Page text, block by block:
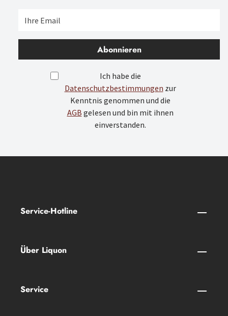
Abonnieren
Ich habe die
Datenschutzbestimmungen zur
Kenntnis genommen und die
AGB gelesen und bin mit ihnen
einverstanden.
Service-Hotline
Über Liquon
Service